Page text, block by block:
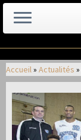
au
contenu
Accueil» Actualités »